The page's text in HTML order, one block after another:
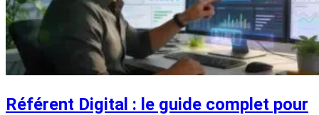
Référent Digital : le guide complet pour